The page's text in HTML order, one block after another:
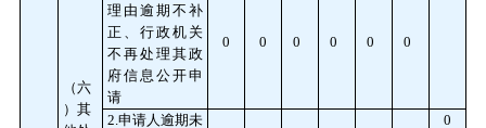
（六
）其
理由逾期不补
正、行政机关
不再处理其政
府信息公开申
请
0 0 0 0 0 0
2.申请人逾期未
0